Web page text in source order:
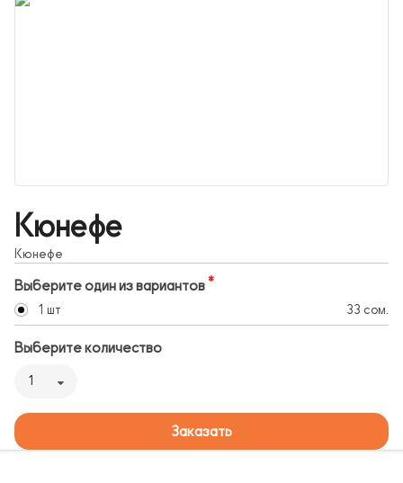
Кюнефе
Кюнефе
Выберите один из вариантов
1 шт 33 сом.
Выберите количество
1
Заказать